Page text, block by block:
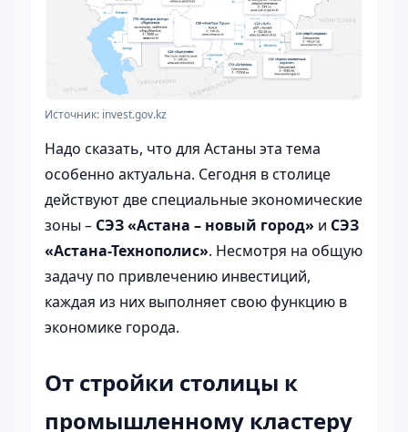
Источник: invest.gov.kz
Надо сказать, что для Астаны эта тема
особенно актуальна. Сегодня в столице
действуют две специальные экономические
зоны – СЭЗ «Астана – новый город» и СЭЗ
«Астана-Технополис». Несмотря на общую
задачу по привлечению инвестиций,
каждая из них выполняет свою функцию в
экономике города.
От стройки столицы к
промышленному кластеру